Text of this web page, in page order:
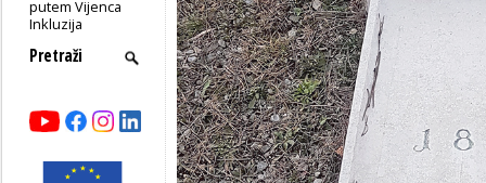
putem Vijenca
Inkluzija